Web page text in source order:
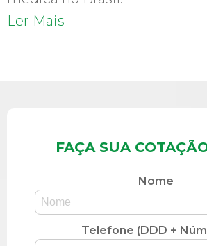
Ler Mais
FAÇA SUA
Nome
Telefone (DDD +